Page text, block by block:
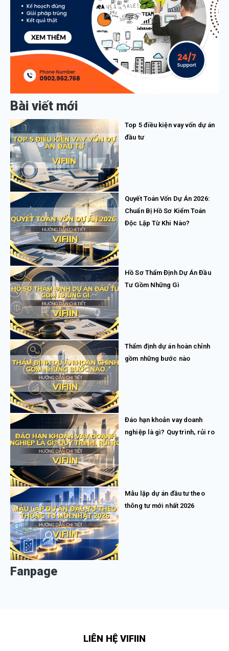
Bài viết mới
Top 5 điều kiện vay vốn dự án
đầu tư
Quyết Toán Vốn Dự Án 2026:
Chuẩn Bị Hồ Sơ Kiểm Toán
Độc Lập Từ Khi Nào?
Hồ Sơ Thẩm Định Dự Án Đầu
Tư Gồm Những Gì
Thẩm định dự án hoàn chỉnh
gồm những bước nào
Đáo hạn khoản vay doanh
nghiệp là gì? Quy trình, rủi ro
Mẫu lập dự án đầu tư theo
thông tư mới nhất 2026
Fanpage
LIÊN HỆ VIFIIN